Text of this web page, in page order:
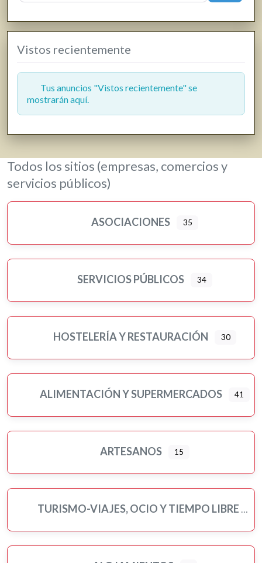
Vistos recientemente
Tus anuncios "Vistos recientemente" se
mostrarán aquí.
Todos los sitios (empresas, comercios y
servicios públicos)
ASOCIACIONES 35
SERVICIOS PÚBLICOS 34
HOSTELERÍA Y RESTAURACIÓN 30
ALIMENTACIÓN Y SUPERMERCADOS 41
ARTESANOS 15
TURISMO-VIAJES, OCIO Y TIEMPO LIBRE